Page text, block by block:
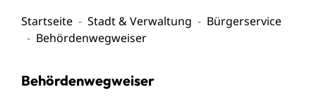
Startseite Stadt & Verwaltung
Bürgerservice
Behördenwegweiser
Behördenwegweiser